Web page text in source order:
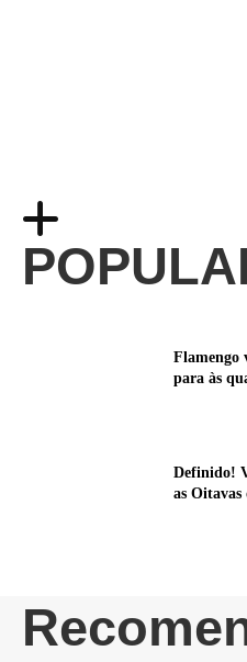
Flamengo
para às
Definido!
as